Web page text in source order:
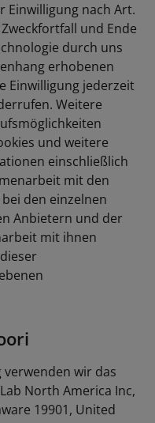
Einwilligung nach Art.
Zweckfortfall und Ende
durch uns
erhobenen
Einwilligung jederzeit
Weitere
und weitere
einschließlich
mit den
den einzelnen
Anbietern und der
mit ihnen
verwenden wir das
North America Inc,
19901, United